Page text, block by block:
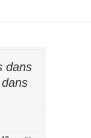
dans